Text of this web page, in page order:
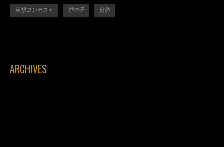
仮想コンテスト 竹の子 貸切
ARCHIVES